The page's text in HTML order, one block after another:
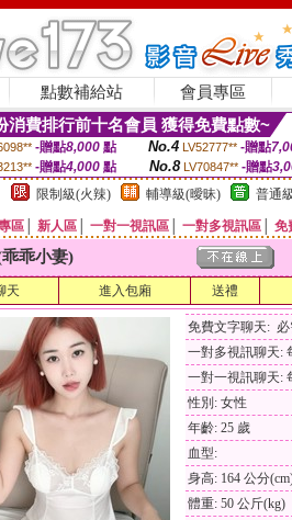
點數補給站 會員專區
消費排行前十名會員 獲得免費點數~
-贈點8,000點 No.4 LV52777** -贈點
-贈點4,000 點 No.8 LV70847** -贈點
限制級(火辣) 輔導級(曖昧) 普通
區 新人區 一對一視訊區 一對多視訊區 免
乖小妻)
天 進入包廂 送禮
免費文字聊天:
一對多視訊聊天:
一對一視訊聊天:
性別: 女性
年齡: 25 歲
血型:
身高: 164 公分
體重: 50 公斤(kg)